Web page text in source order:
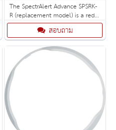
The SpectrAlert Advance SPSRK-
R (replacement model) is a red,
outdoor speaker strobe for wall
installation with selectable
strobe settings of 15, 15/75, 30,
75, 95, 110 and 115 cd. Offers
mounting plate only - no back
box included.
สอบถาม